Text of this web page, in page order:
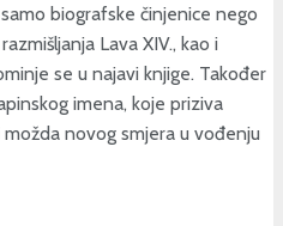
biografske činjenice nego
Lava XIV., kao i
se u najavi knjige. Također
imena, koje priziva
novog smjera u vođenju